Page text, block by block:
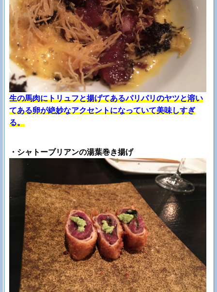
生の馬肉にトリュフと揚げてあるパリパリのヤツと溶い
てある卵が絶妙なアクセントになっていて美味しすぎ
る。
・シャトーブリアンの湯葉巻き揚げ